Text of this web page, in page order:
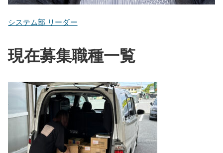
システム部 リーダー
現在募集職種一覧